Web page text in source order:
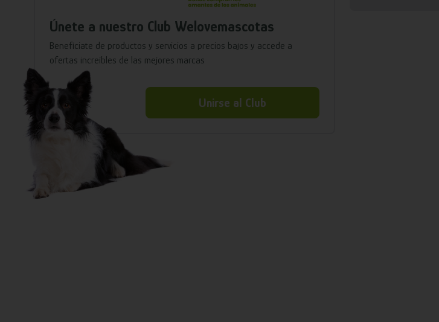
Únete a nuestro Club Welovemascotas
Benefíciate de productos y servicios a precios bajos y accede a
ofertas increíbles de las mejores marcas
Unirse al Club